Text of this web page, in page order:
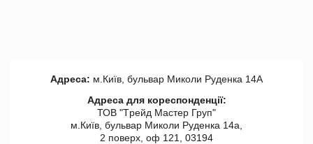
Адреса: м.Київ, бульвар Миколи Руденка 14А
Адреса для кореспонденції:
ТОВ "Tрейд Мастер Груп"
м.Київ, бульвар Миколи Руденка 14а,
2 поверх, оф 121, 03194